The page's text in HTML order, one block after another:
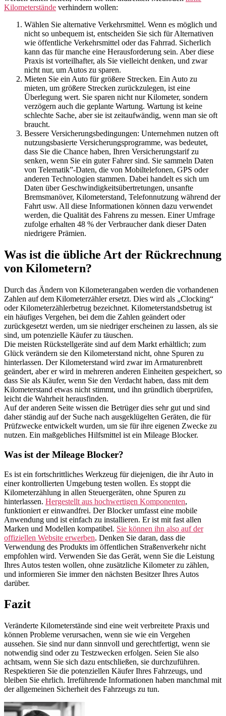
Kilometerstände verhindern wollen:
Wählen Sie alternative Verkehrsmittel. Wenn es möglich und
nicht so unbequem ist, entscheiden Sie sich für Alternativen
wie öffentliche Verkehrsmittel oder das Fahrrad. Sicherlich
kann das für manche eine Herausforderung sein. Aber diese
Praxis ist vorteilhafter, als Sie vielleicht denken, und zwar
nicht nur, um Autos zu sparen.
Mieten Sie ein Auto für größere Strecken. Ein Auto zu
mieten, um größere Strecken zurückzulegen, ist eine
Überlegung wert. Sie sparen nicht nur Kilometer, sondern
verzögern auch die geplante Wartung. Wartung ist keine
schlechte Sache, aber sie ist zeitaufwändig, wenn man sie oft
braucht.
Bessere Versicherungsbedingungen: Unternehmen nutzen oft
nutzungsbasierte Versicherungsprogramme, was bedeutet,
dass Sie die Chance haben, Ihren Versicherungstarif zu
senken, wenn Sie ein guter Fahrer sind. Sie sammeln Daten
von Telematik”-Daten, die von Mobiltelefonen, GPS oder
anderen Technologien stammen. Dabei handelt es sich um
Daten über Geschwindigkeitsübertretungen, unsanfte
Bremsmanöver, Kilometerstand, Telefonnutzung während der
Fahrt usw. All diese Informationen können dazu verwendet
werden, die Qualität des Fahrens zu messen. Einer Umfrage
zufolge erhalten 48 % der Verbraucher dank dieser Daten
niedrigere Prämien.
Was ist die übliche Art der Rückrechnung
von Kilometern?
Durch das Ändern von Kilometerangaben werden die vorhandenen
Zahlen auf dem Kilometerzähler ersetzt. Dies wird als „Clocking“
oder Kilometerzählerbetrug bezeichnet. Kilometerstandsbetrug ist
ein häufiges Vergehen, bei dem die Zahlen geändert oder
zurückgesetzt werden, um sie niedriger erscheinen zu lassen, als sie
sind, um potenzielle Käufer zu täuschen.
Die meisten Rückstellgeräte sind auf dem Markt erhältlich; zum
Glück verändern sie den Kilometerstand nicht, ohne Spuren zu
hinterlassen. Der Kilometerstand wird zwar im Armaturenbrett
geändert, aber er wird in mehreren anderen Einheiten gespeichert, so
dass Sie als Käufer, wenn Sie den Verdacht haben, dass mit dem
Kilometerstand etwas nicht stimmt, und ihn gründlich überprüfen,
leicht die Wahrheit herausfinden.
Auf der anderen Seite wissen die Betrüger dies sehr gut und sind
daher ständig auf der Suche nach ausgeklügelten Geräten, die für
Prüfzwecke entwickelt wurden, um sie für ihre eigenen Zwecke zu
nutzen. Ein maßgebliches Hilfsmittel ist ein Mileage Blocker.
Was ist der Mileage Blocker?
Es ist ein fortschrittliches Werkzeug für diejenigen, die ihr Auto in
einer kontrollierten Umgebung testen wollen. Es stoppt die
Kilometerzählung in allen Steuergeräten, ohne Spuren zu
hinterlassen. Hergestellt aus hochwertigen Komponenten,
funktioniert er einwandfrei. Der Blocker umfasst eine mobile
Anwendung und ist einfach zu installieren. Er ist mit fast allen
Marken und Modellen kompatibel. Sie können ihn also auf der
offiziellen Website erwerben. Denken Sie daran, dass die
Verwendung des Produkts im öffentlichen Straßenverkehr nicht
empfohlen wird. Verwenden Sie das Gerät, wenn Sie die Leistung
Ihres Autos testen wollen, ohne zusätzliche Kilometer zu zählen,
und informieren Sie immer den nächsten Besitzer Ihres Autos
darüber.
Fazit
Veränderte Kilometerstände sind eine weit verbreitete Praxis und
können Probleme verursachen, wenn sie wie ein Vergehen
aussehen. Sie sind nur dann sinnvoll und gerechtfertigt, wenn sie
notwendig sind oder zu Testzwecken erfolgen. Seien Sie also
achtsam, wenn Sie sich dazu entschließen, sie durchzuführen.
Respektieren Sie die potenziellen Käufer Ihres Fahrzeugs, und
bleiben Sie ehrlich. Irreführende Informationen haben manchmal mit
der allgemeinen Sicherheit des Fahrzeugs zu tun.